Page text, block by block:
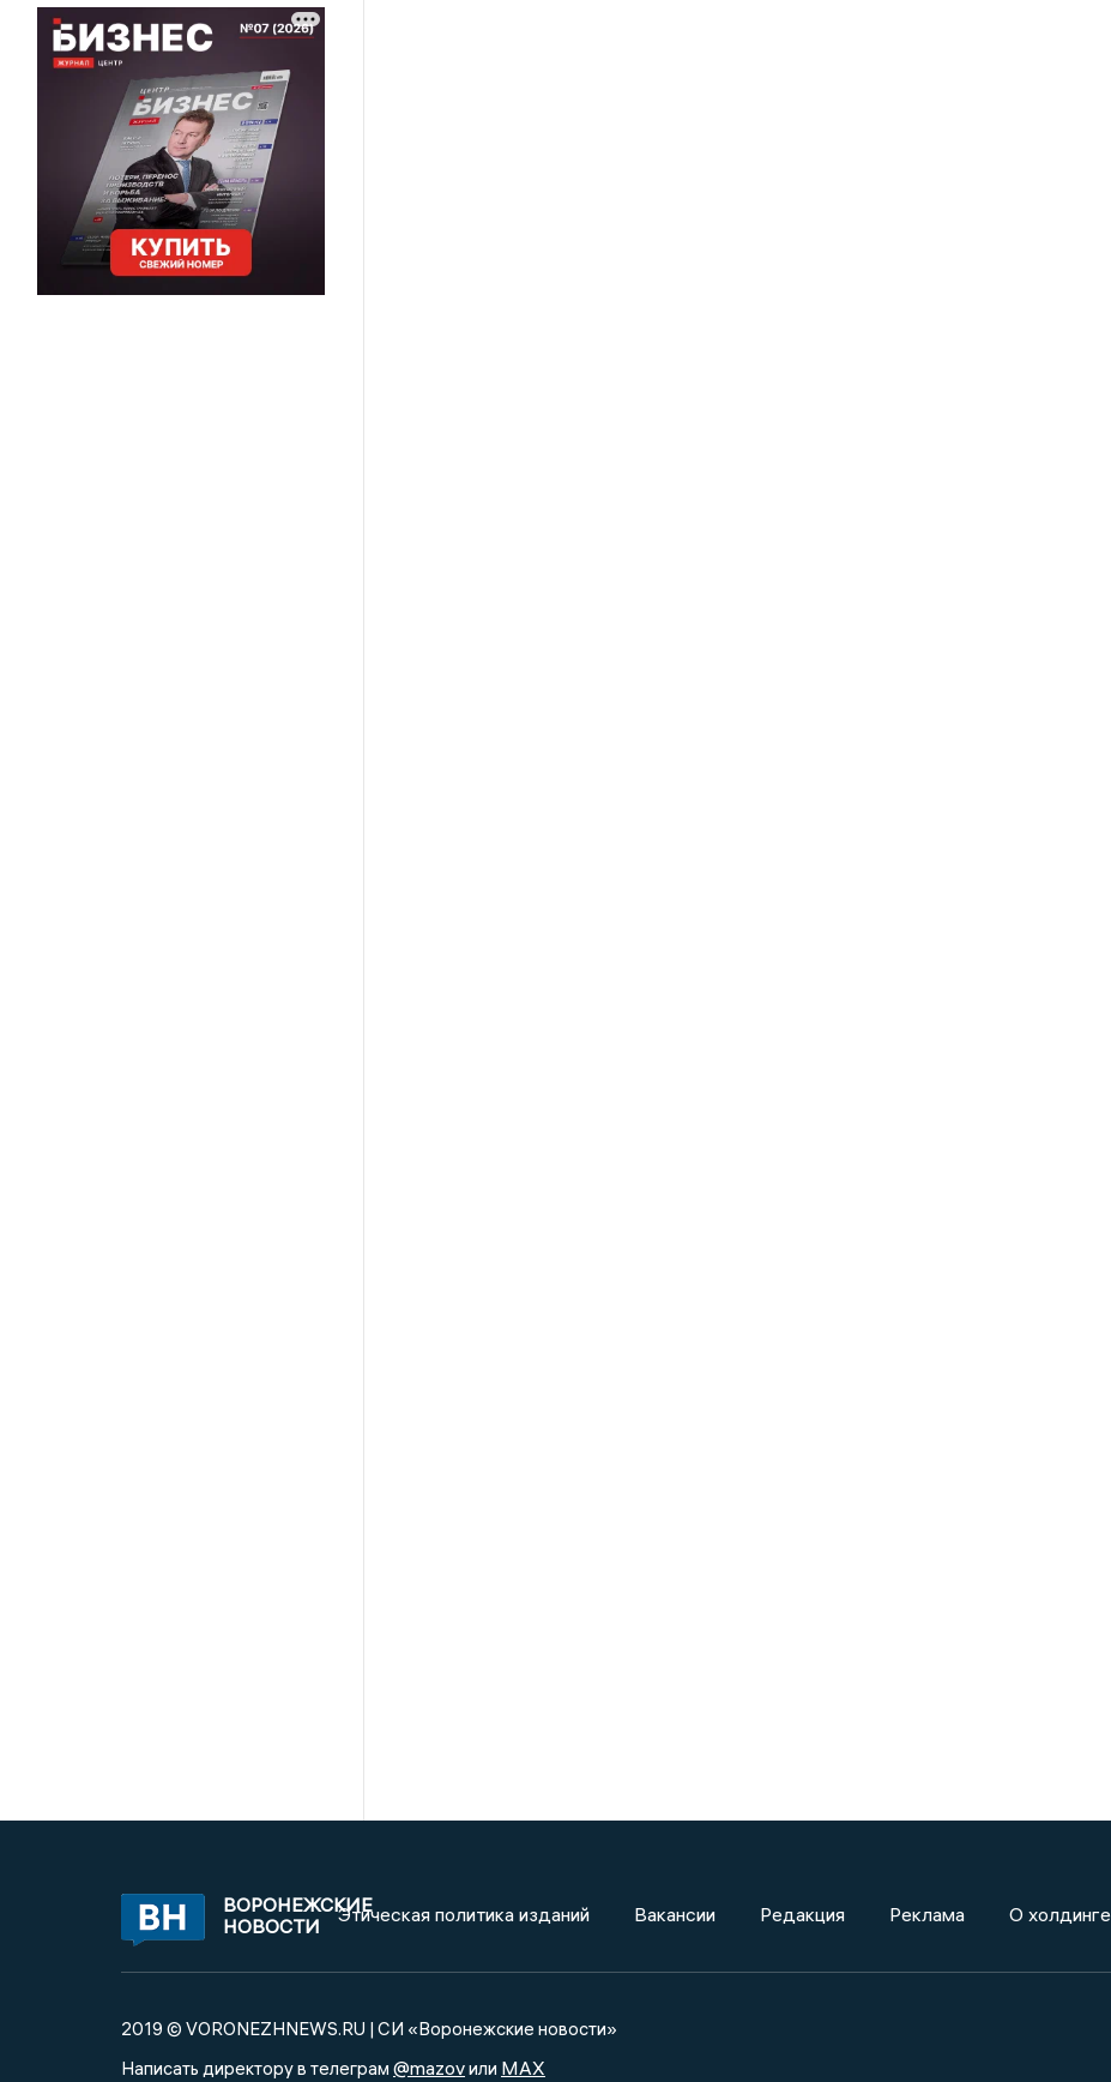
ВОРОНЕЖСКИЕ
НОВОСТИ
Этическая политика изданий Вакансии Редакция Реклама О холдинге
2019 © VORONEZHNEWS.RU | СИ «Воронежские новости»
Написать директору в телеграм @mazovили MAX